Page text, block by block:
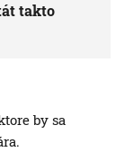
takto
by sa